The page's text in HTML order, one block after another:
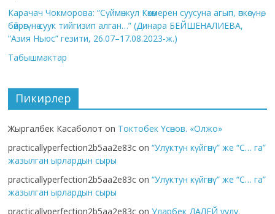
Карачач Чокморова: “Сүймөнкул Көкөмерен суусуна агып, өпкөсүнө,
бөйрөгүнө суук тийгизип алган…” (Динара БЕЙШЕНАЛИЕВА,
“Азия Ньюс” гезити, 26.07–17.08.2023-ж.)
Табышмактар
Пикирлер
Жыргалбек Касаболот on Токтобек Үсөнов. «Олжо»
practicallyperfection2b5aa2e83c on“Улуктун күйгөнү” же “С… га”
жазылган ырлардын сыры
practicallyperfection2b5aa2e83c on“Улуктун күйгөнү” же “С… га”
жазылган ырлардын сыры
practicallyperfection2b5aa2e83c onУларбек ДАЛЕЙ уулу.